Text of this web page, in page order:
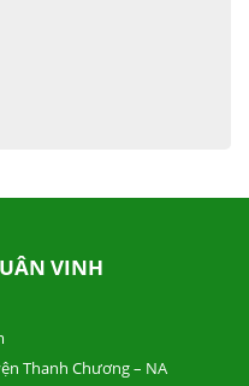
VINH
Thanh Chương – NA